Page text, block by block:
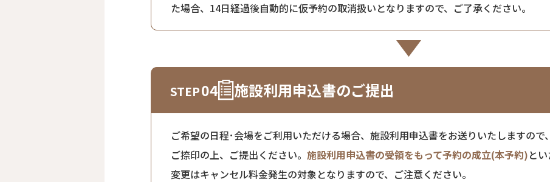
た場合、14日経過後自動的に仮予約の取消扱いとなりますので、ご了承ください。
04 施設利用申込書のご提出
ご希望の日程･会場をご利用いただける場合、施設利用申込書をお送りいたしますので
ご捺印の上、ご提出ください。 施設利用申込書の受領をもって予約の成立(本予約)と
変更はキャンセル料金発生の対象となりますので、ご注意ください。